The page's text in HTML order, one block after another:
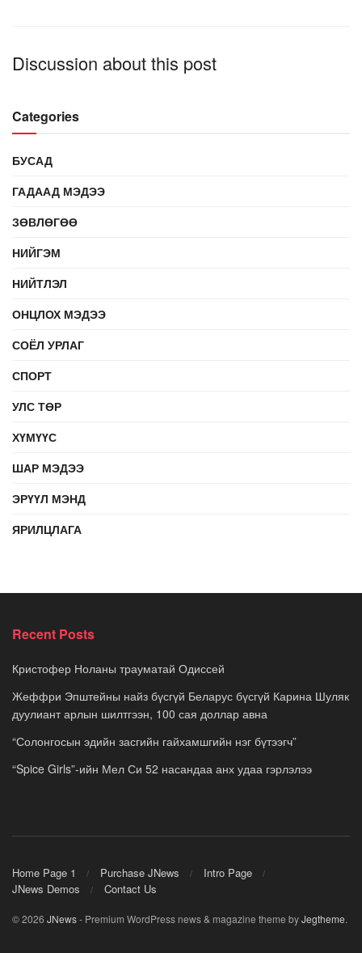
Discussion about this post
Categories
БУСАД
ГАДААД МЭДЭЭ
ЗӨВЛӨГӨӨ
НИЙГЭМ
НИЙТЛЭЛ
ОНЦЛОХ МЭДЭЭ
СОЁЛ УРЛАГ
СПОРТ
УЛС ТӨР
ХҮМҮҮС
ШАР МЭДЭЭ
ЭРҮҮЛ МЭНД
ЯРИЛЦЛАГА
Recent Posts
Кристофер Ноланы трауматай Одиссей
Жеффри Эпштейны найз бүсгүй Беларус бүсгүй Карина Шуляк
дуулиант арлын шилтгээн, 100 сая доллар авна
“Солонгосын эдийн засгийн гайхамшгийн нэг бүтээгч”
“Spice Girls”-ийн Мел Си 52 насандаа анх удаа гэрлэлээ
Home Page 1 Purchase JNews
Intro Page
JNews Demos
Contact Us
© 2026 JNews- Premium WordPress news & magazine theme byJegtheme.